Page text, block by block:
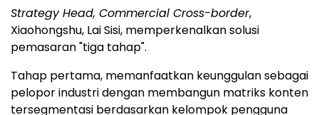
Strategy Head, Commercial Cross-border,
Xiaohongshu, Lai Sisi, memperkenalkan solusi
pemasaran "tiga tahap".
Tahap pertama, memanfaatkan keunggulan sebagai
pelopor industri dengan membangun matriks konten
tersegmentasi berdasarkan kelompok pengguna